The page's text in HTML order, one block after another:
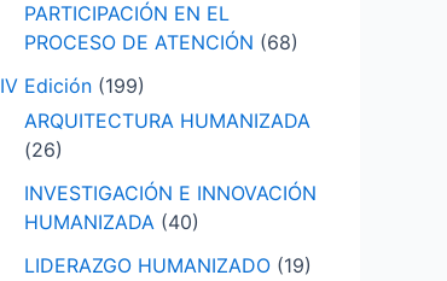
PARTICIPACIÓN EN EL
PROCESO DE ATENCIÓN (68)
IV Edición (199)
ARQUITECTURA HUMANIZADA
(26)
INVESTIGACIÓN E INNOVACIÓN
HUMANIZADA (40)
LIDERAZGO HUMANIZADO (19)